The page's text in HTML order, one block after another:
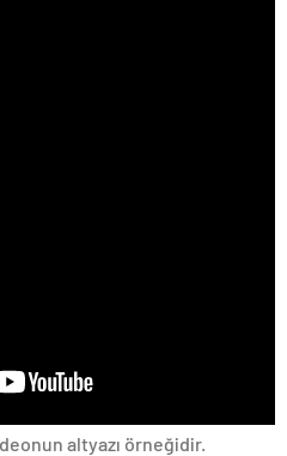
altyazı örneğidir.